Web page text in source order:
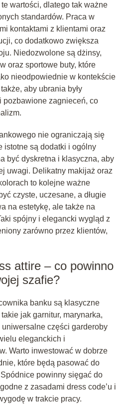
wartości, dlatego tak ważne
standardów. Praca w
kontaktami z klientami oraz
co dodatkowo zwiększa
Niedozwolone są dżinsy,
oraz sportowe buty, które
nieodpowiednie w kontekście
aby ubrania były
pozbawione zagnieceń, co
nie ograniczają się
istotne są dodatki i ogólny
być dyskretna i klasyczna, aby
uwagi. Delikatny makijaż oraz
to kolejne ważne
czyste, uczesane, a długie
na estetykę, ale także na
spójny i elegancki wygląd z
zarówno przez klientów,
attire – co powinno
szafie?
banku są klasyczne
jak garnitur, marynarka,
części garderoby
eleganckich i
Warto inwestować w dobrze
które będą pasować do
powinny sięgać do
z zasadami dress code’u i
w trakcie pracy.